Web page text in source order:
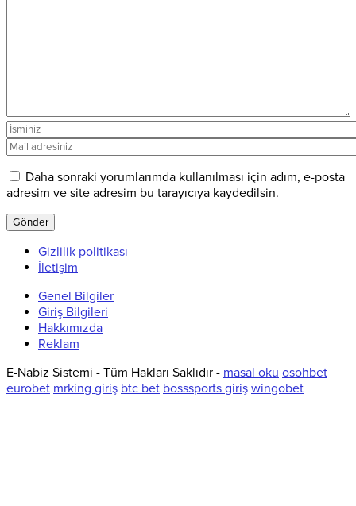
Daha sonraki yorumlarımda kullanılması için adım, e-posta
adresim ve site adresim bu tarayıcıya kaydedilsin.
Gizlilik politikası
İletişim
Genel Bilgiler
Giriş Bilgileri
Hakkımızda
Reklam
E-Nabiz Sistemi - Tüm Hakları Saklıdır - masal oku osohbet
eurobet mrking giriş btc bet bosssports giriş wingobet